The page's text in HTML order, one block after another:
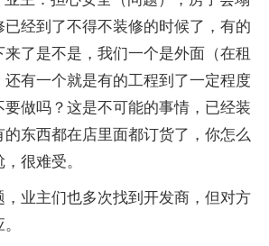
经到了不得不装修的时候了，有的
了是不是，我们一个是外面（在租
还有一个就是有的工程到了一定程度
做吗？这是不可能的事情，已经装
东西都在店里面都订货了，你怎么
很难受。
，业主们也多次找到开发商，但对方